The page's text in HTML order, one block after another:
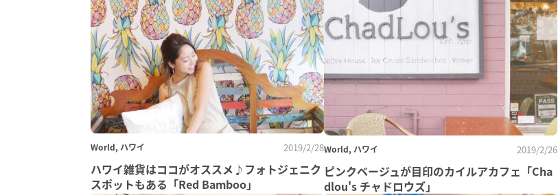
World, ハワイ 2019/2/28
ハワイ雑貨はココがオススメ♪フォトジェニク
スポットもある「Red Bamboo」
World, ハワイ 2019/2/26
ピンクベージュが目印のカイルアカフェ「Cha
dlou's チャドロウズ」